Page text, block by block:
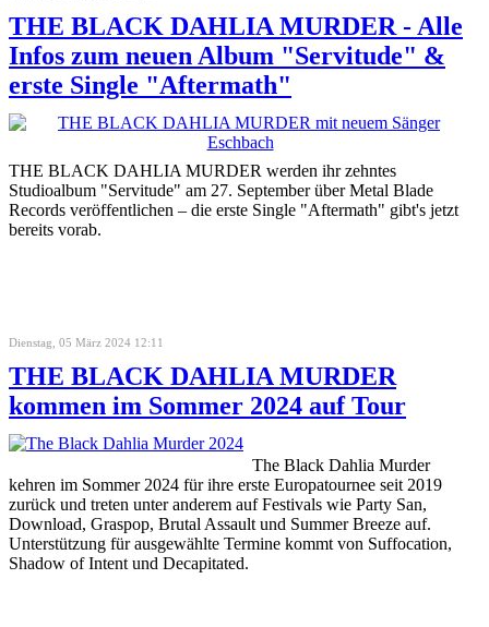
THE BLACK DAHLIA MURDER - Alle
Infos zum neuen Album "Servitude" &
erste Single "Aftermath"
THE BLACK DAHLIA MURDER werden ihr zehntes
Studioalbum "Servitude" am 27. September über Metal Blade
Records veröffentlichen – die erste Single "Aftermath" gibt's jetzt
bereits vorab.
Dienstag, 05 März 2024 12:11
THE BLACK DAHLIA MURDER
kommen im Sommer 2024 auf Tour
The Black Dahlia Murder
kehren im Sommer 2024 für ihre erste Europatournee seit 2019
zurück und treten unter anderem auf Festivals wie Party San,
Download, Graspop, Brutal Assault und Summer Breeze auf.
Unterstützung für ausgewählte Termine kommt von Suffocation,
Shadow of Intent und Decapitated.